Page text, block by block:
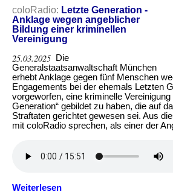
sprechen:
Soli-
Demo
in
Frankfurt
am
Main
coloRadio: Letzte Generation -
Anklage wegen angeblicher
Bildung einer kriminellen
Vereinigung
25.03.2025
Die
Generalstaatsanwaltschaft München
erhebt Anklage gegen fünf Menschen
Engagements bei der ehemals Letzten
vorgeworfen, eine kriminelle Vereinigung
Generation“ gebildet zu haben, die auf
Straftaten gerichtet gewesen sei. Aus
mit coloRadio sprechen, als einer der
Weiterlesen